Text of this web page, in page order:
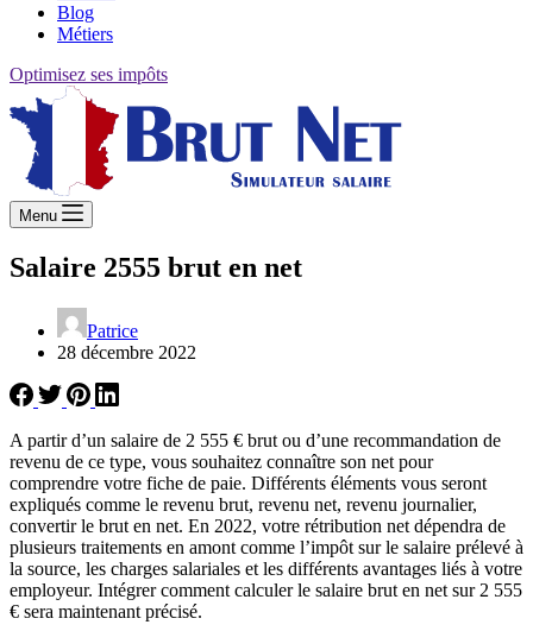
Blog
Métiers
Optimisez ses impôts
Menu
Salaire 2555 brut en net
Patrice
28 décembre 2022
A partir d’un salaire de 2 555 € brut ou d’une recommandation de
revenu de ce type, vous souhaitez connaître son net pour
comprendre votre fiche de paie. Différents éléments vous seront
expliqués comme le revenu brut, revenu net, revenu journalier,
convertir le brut en net. En 2022, votre rétribution net dépendra de
plusieurs traitements en amont comme l’impôt sur le salaire prélevé à
la source, les charges salariales et les différents avantages liés à votre
employeur. Intégrer comment calculer le salaire brut en net sur 2 555
€ sera maintenant précisé.